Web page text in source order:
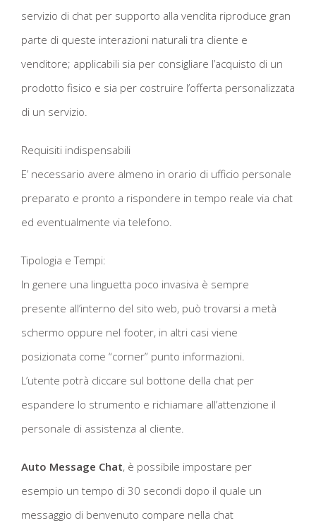
servizio di chat per supporto alla vendita riproduce gran
parte di queste interazioni naturali tra cliente e
venditore; applicabili sia per consigliare l’acquisto di un
prodotto fisico e sia per costruire l’offerta personalizzata
di un servizio.
Requisiti indispensabili
E’ necessario avere almeno in orario di ufficio personale
preparato e pronto a rispondere in tempo reale via chat
ed eventualmente via telefono.
Tipologia e Tempi:
In genere una linguetta poco invasiva è sempre
presente all’interno del sito web, può trovarsi a metà
schermo oppure nel footer, in altri casi viene
posizionata come “corner” punto informazioni.
L’utente potrà cliccare sul bottone della chat per
espandere lo strumento e richiamare all’attenzione il
personale di assistenza al cliente.
Auto Message Chat, è possibile impostare per
esempio un tempo di 30 secondi dopo il quale un
messaggio di benvenuto compare nella chat